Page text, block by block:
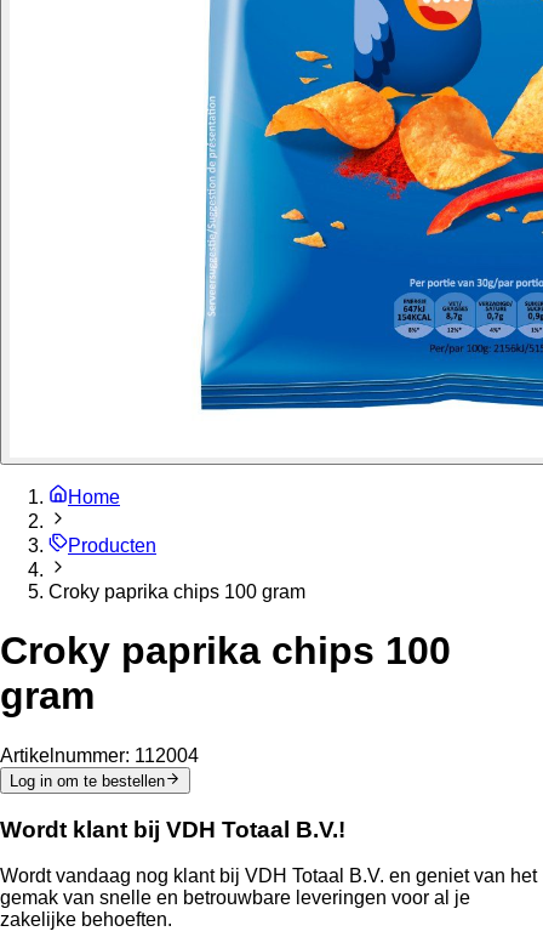
Home
Producten
Croky paprika chips 100 gram
Croky paprika chips 100
gram
Artikelnummer: 112004
Log in om te bestellen
Wordt klant bij VDH Totaal B.V.!
Wordt vandaag nog klant bij VDH Totaal B.V. en geniet van het
gemak van snelle en betrouwbare leveringen voor al je
zakelijke behoeften.